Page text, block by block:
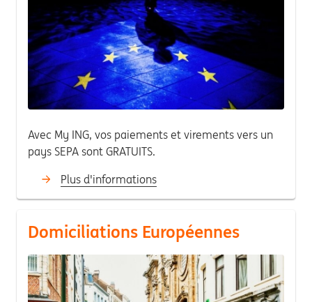
Avec My ING, vos paiements et virements vers un
pays SEPA sont GRATUITS.
Plus d'informations
Domiciliations Européennes